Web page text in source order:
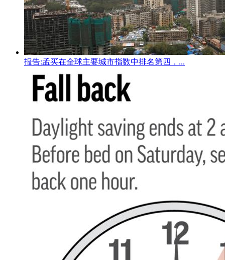
报告:孟买在全球主要城市指数中排名第四，...